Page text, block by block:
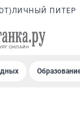
ПИТЕР